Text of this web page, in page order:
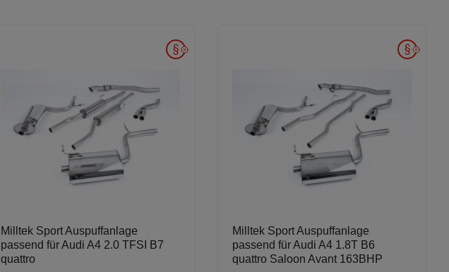
Milltek Sport Auspuffanlage
passend für Audi A4 2.0 TFSI B7
quattro
Milltek Sport Auspuffanlage
passend für Audi A4 1.8T B6
quattro Saloon Avant 163BHP